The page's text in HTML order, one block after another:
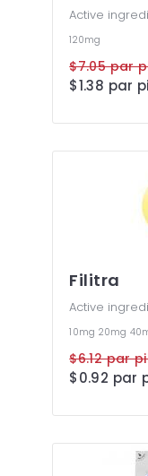
Active
120mg
$7.05 par
$1.38 par
Filitra
Active
10mg 20mg
$6.12 par
$0.92 par